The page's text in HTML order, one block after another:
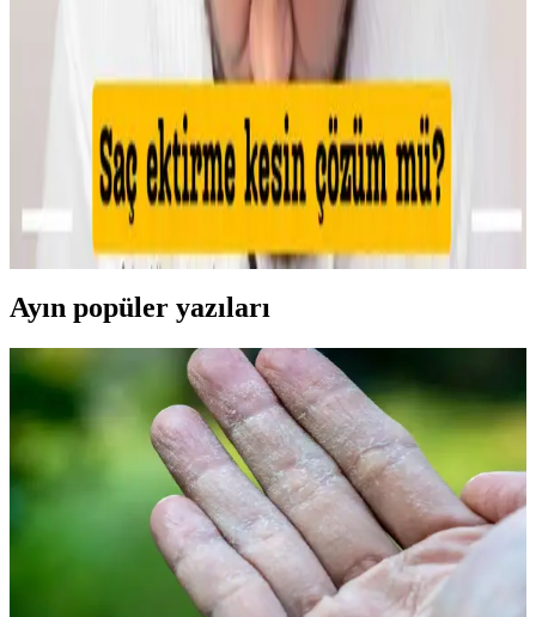
Kaş bölgesinde oluşan sivilcelerde buz uygulaması, antibakteriyel
kremler ve hidrojel bant kullanımı ile şişlik azaltılır. Yeşil renk
düzeltici ve kapatıcı ile makyajla görünüm minimize edilir, cilt
sağlığı korunur.
Makyajda Kötü Günlerin Nedenleri, Çözümleri ve
Psikolojik Etkileri Üzerine Analiz
Makyajda kötü günlerin teknik nedenleri, cilt koşullarının etkisi ve
uygulama hataları detaylıca inceleniyor. Ayrıca, psikolojik etkiler ve
sosyal algı üzerine önemli bilgiler sunuluyor.
Ayın popüler yazıları